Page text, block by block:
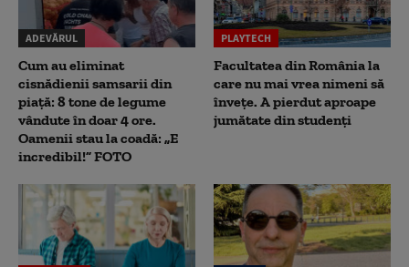
ADEVĂRUL
Cum au eliminat
cisnădienii samsarii din
piață: 8 tone de legume
vândute în doar 4 ore.
Oamenii stau la coadă: „E
incredibil!” FOTO
PLAYTECH
Facultatea din România la
care nu mai vrea nimeni să
înveţe. A pierdut aproape
jumătate din studenţi